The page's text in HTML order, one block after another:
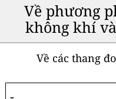
Về phương
không khí
Về các thang